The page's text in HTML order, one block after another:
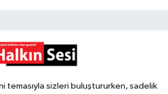
temasıyla sizleri buluştururken, sadelik